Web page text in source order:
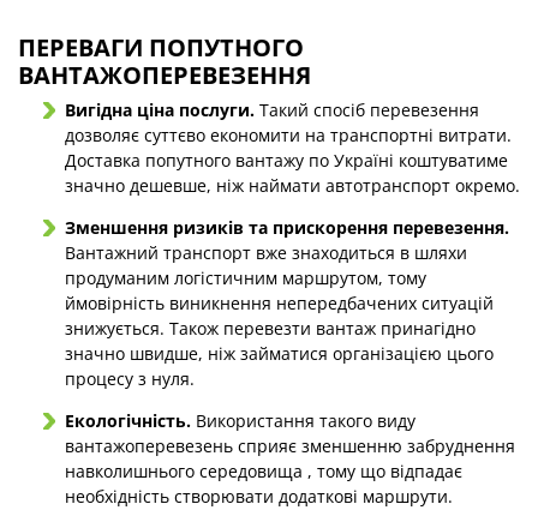
ПЕРЕВАГИ ПОПУТНОГО
ВАНТАЖОПЕРЕВЕЗЕННЯ
Вигідна ціна послуги.Такий спосіб перевезення
дозволяє суттєво економити на транспортні витрати.
Доставка попутного вантажу по Україні коштуватиме
значно дешевше, ніж наймати автотранспорт окремо.
Зменшення ризиків та прискорення перевезення.
Вантажний транспорт вже знаходиться в шляхи
продуманим логістичним маршрутом, тому
ймовірність виникнення непередбачених ситуацій
знижується. Також перевезти вантаж принагідно
значно швидше, ніж займатися організацією цього
процесу з нуля.
Екологічність.Використання такого виду
вантажоперевезень сприяє зменшенню забруднення
навколишнього середовища , тому що відпадає
необхідність створювати додаткові маршрути.